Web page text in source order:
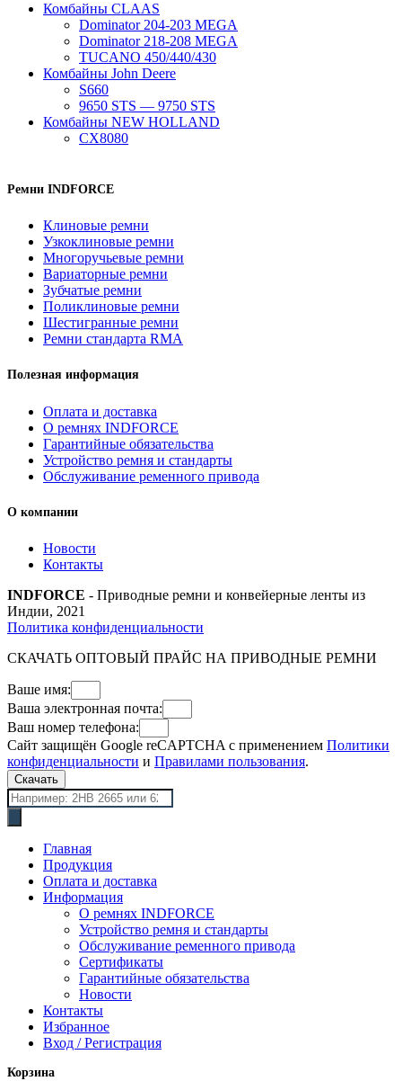
Комбайны CLAAS
Dominator 204-203 MEGA
Dominator 218-208 MEGA
TUCANO 450/440/430
Комбайны John Deere
S660
9650 STS — 9750 STS
Комбайны NEW HOLLAND
CX8080
Ремни INDFORCE
Клиновые ремни
Узкоклиновые ремни
Многоручьевые ремни
Вариаторные ремни
Зубчатые ремни
Поликлиновые ремни
Шестигранные ремни
Ремни стандарта RMA
Полезная информация
Оплата и доставка
О ремнях INDFORCE
Гарантийные обязательства
Устройство ремня и стандарты
Обслуживание ременного привода
О компании
Новости
Контакты
INDFORCE - Приводные ремни и конвейерные ленты из
Индии, 2021
Политика конфиденциальности
СКАЧАТЬ ОПТОВЫЙ ПРАЙС НА ПРИВОДНЫЕ РЕМНИ
Ваше имя:
Ваша электронная почта:
Ваш номер телефона:
Сайт защищён Google reCAPTCHA с применением Политики
конфиденциальности и Правилами пользования.
Скачать
Поиск
товаров
Главная
Продукция
Оплата и доставка
Информация
О ремнях INDFORCE
Устройство ремня и стандарты
Обслуживание ременного привода
Сертификаты
Гарантийные обязательства
Новости
Контакты
Избранное
Вход / Регистрация
Корзина